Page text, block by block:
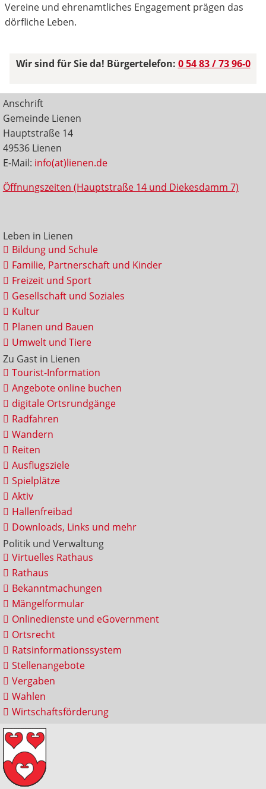
Vereine und ehrenamtliches Engagement prägen das
dörfliche Leben.
Wir sind für Sie da! Bürgertelefon: 0 54 83 / 73 96-0
Anschrift
Gemeinde Lienen
Hauptstraße 14
49536 Lienen
E-Mail: info(at)lienen.de
Öffnungszeiten (Hauptstraße 14 und Diekesdamm 7)
Leben in Lienen
Bildung und Schule
Familie, Partnerschaft und Kinder
Freizeit und Sport
Gesellschaft und Soziales
Kultur
Planen und Bauen
Umwelt und Tiere
Zu Gast in Lienen
Tourist-Information
Angebote online buchen
digitale Ortsrundgänge
Radfahren
Wandern
Reiten
Ausflugsziele
Spielplätze
Aktiv
Hallenfreibad
Downloads, Links und mehr
Politik und Verwaltung
Virtuelles Rathaus
Rathaus
Bekanntmachungen
Mängelformular
Onlinedienste und eGovernment
Ortsrecht
Ratsinformationssystem
Stellenangebote
Vergaben
Wahlen
Wirtschaftsförderung